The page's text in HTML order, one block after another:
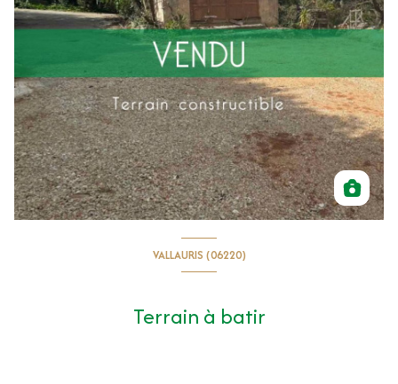
VALLAURIS (06220)
Terrain à batir